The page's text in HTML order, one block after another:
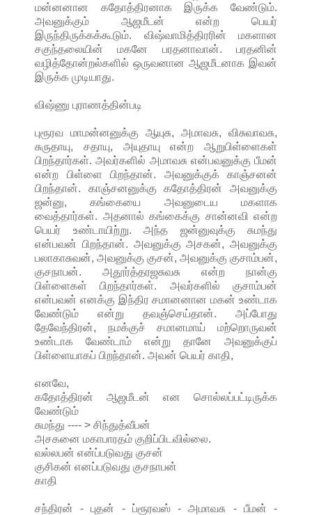
மன்னனான கதோத்திரனாக இருக்க வேண்டும்.
அவனுக்கும் ஆஜமீடன் என்ற பெயர்
இருந்திருக்கக்கூடும். விஷ்வாமித்திரரின் மகளான
சகுந்தலையின் மகனே பரதனாவான். பரதனின்
வழித்தோன்றல்களில் ஒருவனான ஆஜமீடனாக இவன்
இருக்க முடியாது.
விஷ்ணு புராணத்தின்படி
புரூரவ மாமன்னனுக்கு ஆயுசு, அமாவசு, விசுவாவசு,
சுருதாயு, சதாயு, அயுதாயு என்ற ஆறுபிள்ளைகள்
பிறந்தார்கள். அவர்களில் அமாவசு என்பவனுக்கு பீமன்
என்ற பிள்ளை பிறந்தான். அவனுக்குக் காஞ்சனன்
பிறந்தான். காஞ்சனனுக்கு கதோத்திரன் அவனுக்கு
ஜன்னு, கங்கையை அவனுடைய மகளாக
வைத்தார்கள். அதனால் கங்கைக்கு சான்னவி என்ற
பெயர் உண்டாயிற்று. அந்த ஜன்னுவுக்கு சுமந்து
என்பவன் பிறந்தான். அவனுக்கு அசகன், அவனுக்கு
பலாகாசுவன், அவனுக்கு குசன், அவனுக்கு குசாம்பன்,
குசநாபன். அதூர்த்தரஜசுவசு என்ற நான்கு
பிள்ளைகள் பிறந்தார்கள். அவர்களில் குசாம்பன்
என்பவன் எனக்கு இந்திர சமானனான மகன் உண்டாக
வேண்டும் என்று தவஞ்செய்தான். அப்போது
தேவேந்திரன், நமக்குச் சமானமாய் மற்றொருவன்
உண்டாக வேண்டாம் என்று தானே அவனுக்குப்
பிள்ளையாகப் பிறந்தான். அவன் பெயர் காதி,
எனவே,
கதோத்திரன் ஆஜமீடன் என சொல்லப்பட்டிருக்க
வேண்டும்
சுமந்து ---- > சிந்துத்வீபன்
அசகனை மகாபாரதம் குறிப்பிடவில்லை.
வல்லபன் என்ப்படுவது குசன்
குசிகன் எனப்படுவது குசநாபன்
காதி
சந்திரன் - புதன் - ப்ரூரவஸ் - அமாவசு - பீமன் -